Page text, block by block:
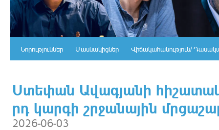
Վիճակահանություն/
Մասնակիցներ
Նորություններ
Ստեփան Ավագյանի
րդ կարգի շրջանային
2026-06-03